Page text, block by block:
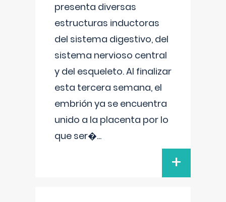
presenta diversas
estructuras inductoras
del sistema digestivo, del
sistema nervioso central
y del esqueleto. Al finalizar
esta tercera semana, el
embrión ya se encuentra
unido a la placenta por lo
que ser�...
+